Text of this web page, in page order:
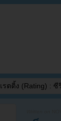
เรตติ้ง (Rating) : ซี